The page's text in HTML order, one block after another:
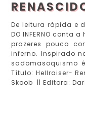
De leitura rápida e
DO INFERNO conta
prazeres pouco
inferno. Inspirado
sadomasoquismo
Título: Hellraiser-
Skoob || Editora: